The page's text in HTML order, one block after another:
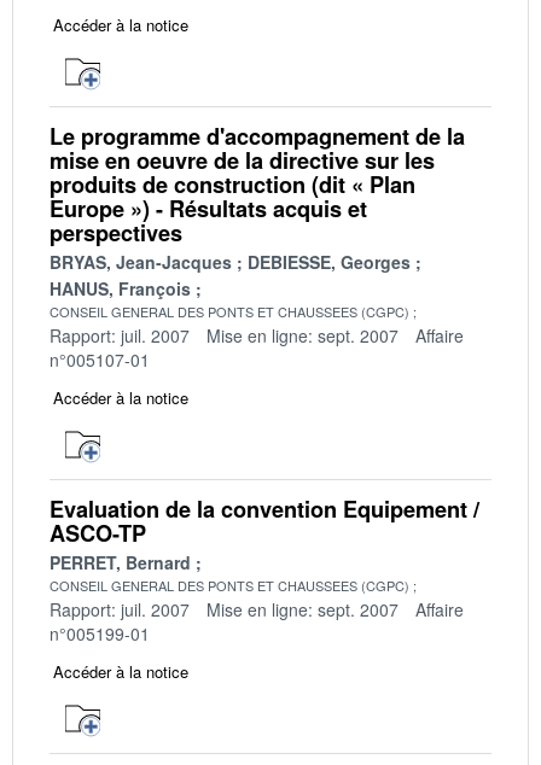
Accéder à la notice
Le programme d'accompagnement de la
mise en oeuvre de la directive sur les
produits de construction (dit « Plan
Europe ») - Résultats acquis et
perspectives
BRYAS, Jean-Jacques
DEBIESSE, Georges
HANUS, François
CONSEIL GENERAL DES PONTS ET CHAUSSEES (CGPC)
Rapport: juil. 2007 Mise en ligne: sept. 2007
Affaire
n°005107-01
Accéder à la notice
Evaluation de la convention Equipement /
ASCO-TP
PERRET, Bernard
CONSEIL GENERAL DES PONTS ET CHAUSSEES (CGPC)
Rapport: juil. 2007 Mise en ligne: sept. 2007
Affaire
n°005199-01
Accéder à la notice